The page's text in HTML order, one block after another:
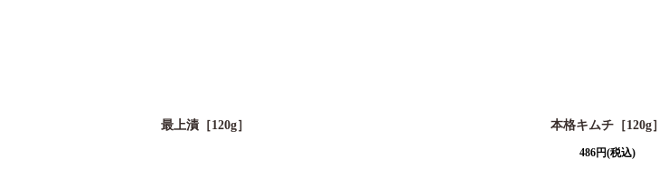
最上漬［120g］ 本格キムチ［120g］
486円(税込)